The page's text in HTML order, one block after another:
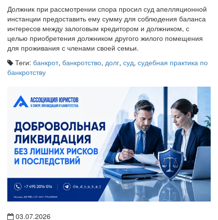
Должник при рассмотрении спора просил суд апелляционной
инстанции предоставить ему сумму для соблюдения баланса
интересов между залоговым кредитором и должником, с
целью приобретения должником другого жилого помещения
для проживания с членами своей семьи.
Теги: банкрот, банкротство, долг, суд, судебная практика по
банкротству
03.07.2026